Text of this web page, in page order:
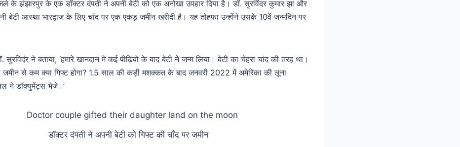
के झंझारपुर के एक डॉक्टर दंपती ने अपनी बेटी को एक अनोखा उपहार दिया है। डॉ. सुरविंदर कुमार झा और
बेटी आस्था भारद्वाज के लिए चांद पर एक एकड़ जमीन खरीदी है। यह तोहफा उन्होंने उसके 10वें जन्मदिन पर
सुरविदंर ने बताया, ‘हमारे खानदान में कई पीढ़ियों के बाद बेटी ने जन्म लिया। बेटी का चेहरा चांद की तरह था।
से कम क्या गिफ्ट होगा? 1.5 साल की कड़ी मशक्कत के बाद जनवरी 2022 में अमेरिका की लूना
ने डॉक्युमेंट्स भेजे।’
डॉक्टर दंपती ने अपनी बेटी को गिफ्ट की चाँद पर जमीन